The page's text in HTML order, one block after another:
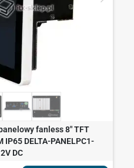
fanless 8" TFT
IP65 DELTA-PANELPC1-
DC